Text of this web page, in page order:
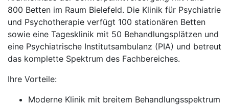
800 Betten im Raum Bielefeld. Die Klinik für Psychiatrie
und Psychotherapie verfügt 100 stationären Betten
sowie eine Tagesklinik mit 50 Behandlungsplätzen und
eine Psychiatrische Institutsambulanz (PIA) und betreut
das komplette Spektrum des Fachbereiches.
Ihre Vorteile:
Moderne Klinik mit breitem Behandlungsspektrum